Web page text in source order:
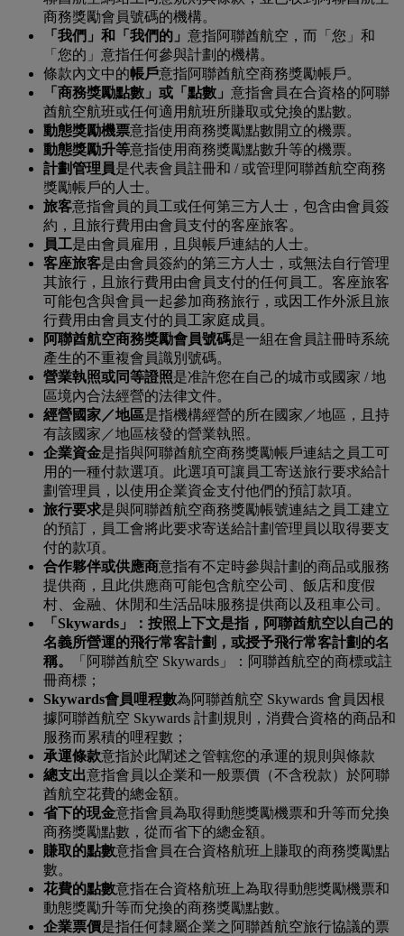
商務獎勵會員號碼的機構。
「我們」和「我們的」 意指阿聯酋航空，而「您」和
「您的」意指任何參與計劃的機構。
條款內文中的帳戶意指阿聯酋航空商務獎勵帳戶。
「商務獎勵點數」或「點數」 意指會員在合資格的阿聯
酋航空航班或任何適用航班所賺取或兌換的點數。
動態獎勵機票意指使用商務獎勵點數開立的機票。
動態獎勵升等意指使用商務獎勵點數升等的機票。
計劃管理員是代表會員註冊和 / 或管理阿聯酋航空商務
獎勵帳戶的人士。
旅客意指會員的員工或任何第三方人士，包含由會員簽
約，且旅行費用由會員支付的客座旅客。
員工是由會員雇用，且與帳戶連結的人士。
客座旅客是由會員簽約的第三方人士，或無法自行管理
其旅行，且旅行費用由會員支付的任何員工。客座旅客
可能包含與會員一起參加商務旅行，或因工作外派且旅
行費用由會員支付的員工家庭成員。
阿聯酋航空商務獎勵會員號碼是一組在會員註冊時系統
產生的不重複會員識別號碼。
營業執照或同等證照是准許您在自己的城市或國家 / 地
區境內合法經營的法律文件。
經營國家／地區是指機構經營的所在國家／地區，且持
有該國家／地區核發的營業執照。
企業資金是指與阿聯酋航空商務獎勵帳戶連結之員工可
用的一種付款選項。此選項可讓員工寄送旅行要求給計
劃管理員，以使用企業資金支付他們的預訂款項。
旅行要求是與阿聯酋航空商務獎勵帳號連結之員工建立
的預訂，員工會將此要求寄送給計劃管理員以取得要支
付的款項。
合作夥伴或供應商意指有不定時參與計劃的商品或服務
提供商，且此供應商可能包含航空公司、飯店和度假
村、金融、休閒和生活品味服務提供商以及租車公司。
「Skywards」：按照上下文是指，阿聯酋航空以自己的
名義所營運的飛行常客計劃，或授予飛行常客計劃的名
稱。
「阿聯酋航空 Skywards」：阿聯酋航空的商標或註
冊商標；
Skywards會員哩程數為阿聯酋航空 Skywards 會員因根
據阿聯酋航空 Skywards 計劃規則，消費合資格的商品和
服務而累積的哩程數；
承運條款意指於此闡述之管轄您的承運的規則與條款
總支出意指會員以企業和一般票價（不含稅款）於阿聯
酋航空花費的總金額。
省下的現金意指會員為取得動態獎勵機票和升等而兌換
商務獎勵點數，從而省下的總金額。
賺取的點數意指會員在合資格航班上賺取的商務獎勵點
數。
花費的點數意指在合資格航班上為取得動態獎勵機票和
動態獎勵升等而兌換的商務獎勵點數。
企業票價是指任何隸屬企業之阿聯酋航空旅行協議的票